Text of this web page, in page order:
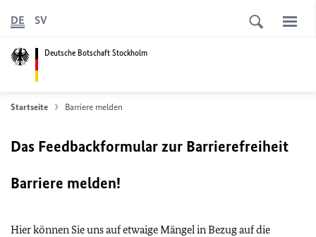
Deutsche Botschaft Stockholm
DE SV
Startseite Barriere melden
Das Feedbackformular zur Barrierefreiheit
Barriere melden!
Hier können Sie uns auf etwaige Mängel in Bezug auf die